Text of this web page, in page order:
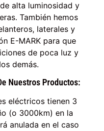
alta luminosidad y
También hemos
laterales y
E-MARK para que
de poca luz y
demás.
Nuestros Productos:
eléctricos tienen 3
(o 3000km) en la
anulada en el caso